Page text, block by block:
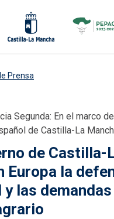
Prensa
Segunda: En el marco
de Castilla-La
de Castilla-
Europa la
y las